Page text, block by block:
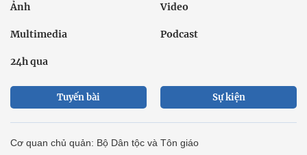
Ảnh Video
Multimedia Podcast
24h qua
Tuyến bài Sự kiện
Cơ quan chủ quản: Bộ Dân tộc và Tôn giáo